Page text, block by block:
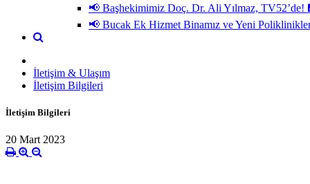
📢 Başhekimimiz Doç. Dr. Ali Yılmaz, TV52’de!
📢 Bucak Ek Hizmet Binamız ve Yeni
İletişim & Ulaşım
İletişim Bilgileri
İletişim Bilgileri
20 Mart 2023